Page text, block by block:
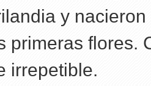
y
primeras flores.
irrepetible.